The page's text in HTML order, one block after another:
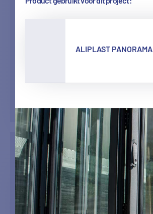
Commerciële gebouwen
Ramen
ALIPLAST PANORAMA